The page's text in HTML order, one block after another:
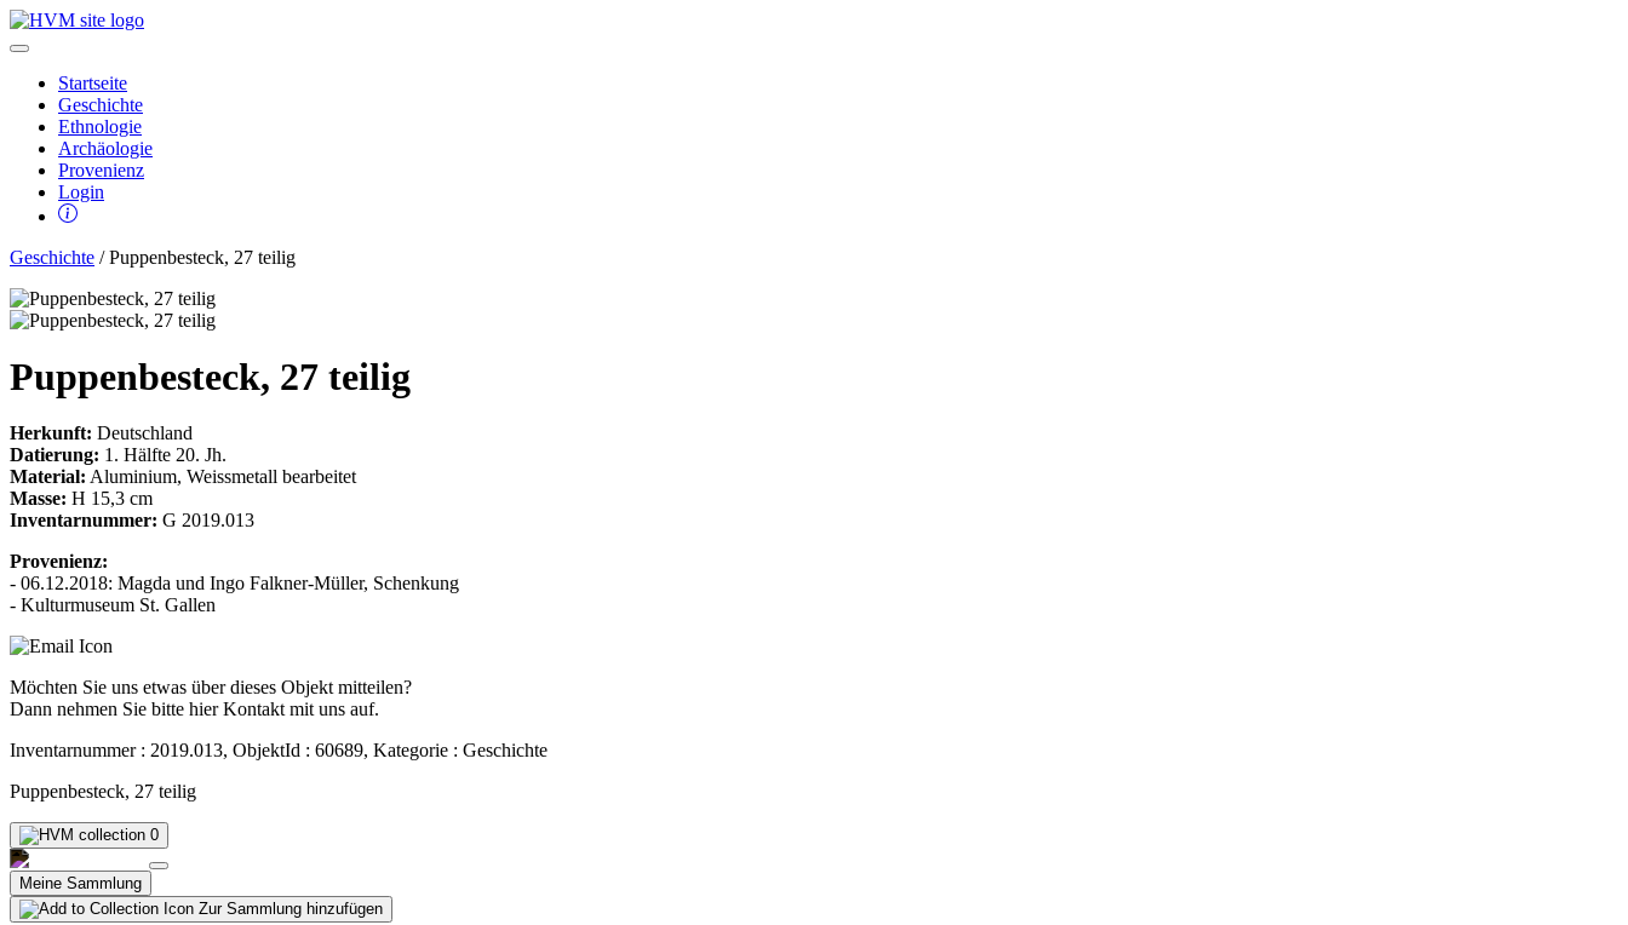
Startseite
Geschichte
Ethnologie
Archäologie
Provenienz
Login
Geschichte / Puppenbesteck, 27 teilig
Puppenbesteck, 27 teilig
Herkunft: Deutschland
Datierung: 1. Hälfte 20. Jh.
Material: Aluminium, Weissmetall bearbeitet
Masse: H 15,3 cm
Inventarnummer: G 2019.013
Provenienz:
- 06.12.2018: Magda und Ingo Falkner-Müller, Schenkung
- Kulturmuseum St. Gallen
Möchten Sie uns etwas über dieses Objekt mitteilen?
Dann nehmen Sie bitte hier Kontakt mit uns auf.
Inventarnummer : 2019.013, ObjektId : 60689, Kategorie : Geschichte
Puppenbesteck, 27 teilig
0
Meine Sammlung
Zur Sammlung hinzufügen